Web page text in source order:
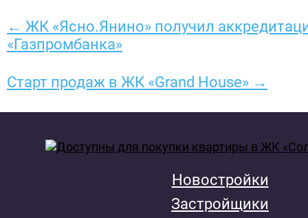
← ЖК «Ясно.Янино» получил
«Газпромбанка»
Старт продаж в ЖК «Grand House» →
Новостройки
Застройщики